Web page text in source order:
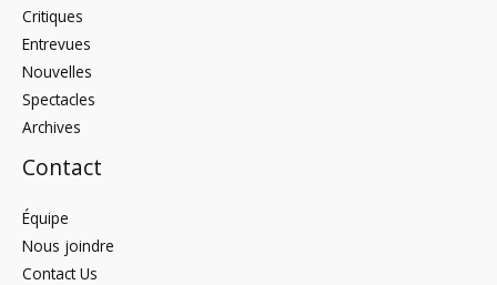
Critiques
Entrevues
Nouvelles
Spectacles
Archives
Contact
Équipe
Nous joindre
Contact Us